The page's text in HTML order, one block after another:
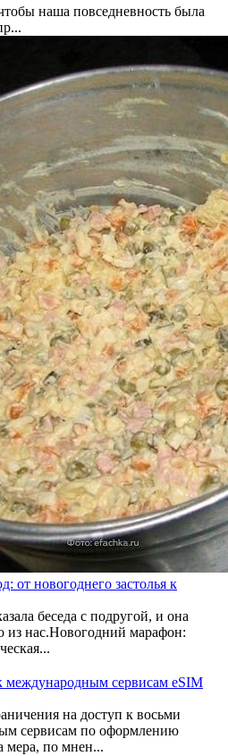
наша повседневность была
от новогоднего застолья к
беседа с подругой, и она
из нас.Новогодний марафон:
международным сервисам eSIM
на доступ к восьми
сервисам по оформлению
мера, по мнен...